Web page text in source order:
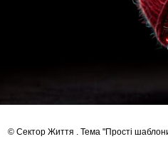
© Сектор Життя . Тема "Прості